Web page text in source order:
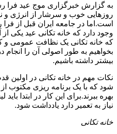
به گزارش خبرگزاری موج عید فرا
روزهایی خوب و سرشار از انرژی و
است.اما در جامعه ایران قبل از
وجود دارد که خانه تکانی عید یکی
که خانه تکانی یک نظافت عمومی و
بخواهیم به طور اصولی آن را انجام
بیشتر داشته باشیم.
نکات مهم در خانه تکانی در اولین
شود که با یک برنامه ریزی مکتوب از
بهره ببرند.برای این کار در ابتدا
نیاز به تعمیر دارد یادداشت شود.
خانه تکانی